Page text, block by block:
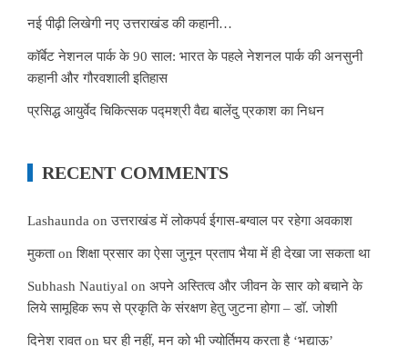
नई पीढ़ी लिखेगी नए उत्तराखंड की कहानी…
कॉर्बेट नेशनल पार्क के 90 साल: भारत के पहले नेशनल पार्क की अनसुनी
कहानी और गौरवशाली इतिहास
प्रसिद्ध आयुर्वेद चिकित्सक पद्मश्री वैद्य बालेंदु प्रकाश का निधन
RECENT COMMENTS
Lashaunda onउत्तराखंड में लोकपर्व ईगास-बग्वाल पर रहेगा अवकाश
मुकताonशिक्षा प्रसार का ऐसा जुनून प्रताप भैया में ही देखा जा सकता था
Subhash Nautiyal on अपने अस्तित्व और जीवन के सार को बचाने के
लिये सामूहिक रूप से प्रकृति के संरक्षण हेतु जुटना होगा – डॉ. जोशी
दिनेश रावतonघर ही नहीं, मन को भी ज्योर्तिमय करता है ‘भद्याऊ’